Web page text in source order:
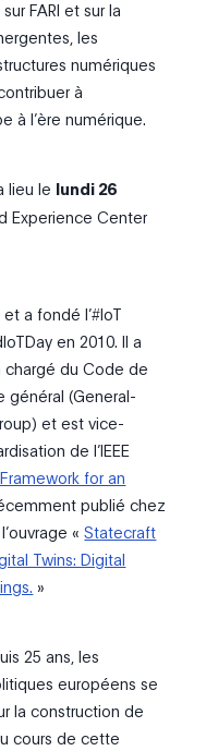
FARI et sur la
les
numériques
à
à l’ère numérique.
lieu le lundi 26
Experience Center
a fondé l’#IoT
en 2010. Il a
du Code de
général (General-
et est vice-
de l’IEEE
for an
publié chez
«Statecraft
Twins: Digital
»
25 ans, les
européens se
la construction de
cours de cette